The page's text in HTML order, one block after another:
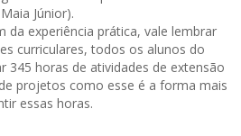
Júnior).
da experiência prática, vale lembrar
curriculares, todos os alunos do
345 horas de atividades de extensão
projetos como esse é a forma mais
essas horas.